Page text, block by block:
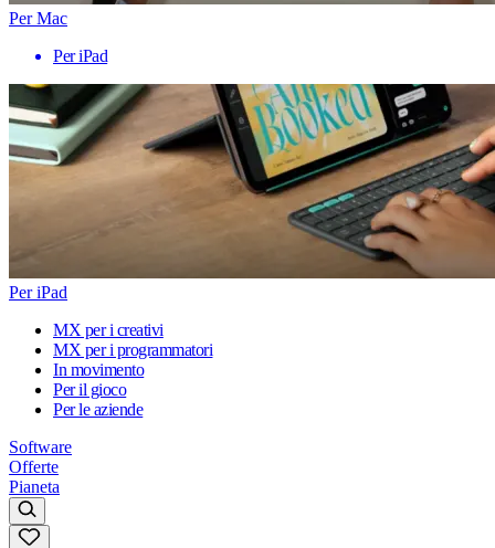
Per Mac
Per iPad
Per iPad
MX per i creativi
MX per i programmatori
In movimento
Per il gioco
Per le aziende
Software
Offerte
Pianeta